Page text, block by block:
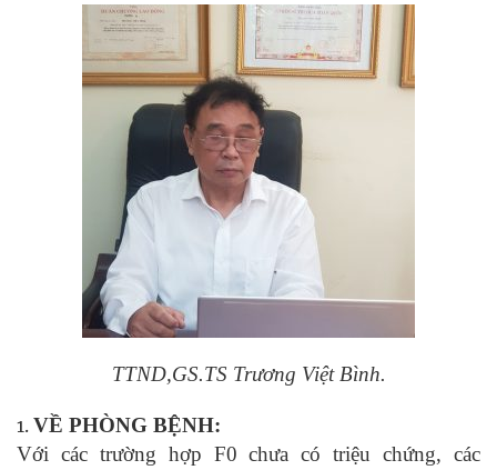
TTND,GS.TS Trương Việt Bình.
VỀ PHÒNG BỆNH:
Với các trường hợp F0 chưa có triệu chứng, các